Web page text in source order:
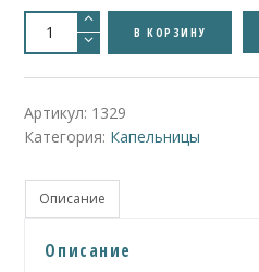
Количество
товара
Капельница
Booster
иммунитета
)
В КОРЗИНУ
Артикул: 1329
Категория: Капельницы
Описание
Описание